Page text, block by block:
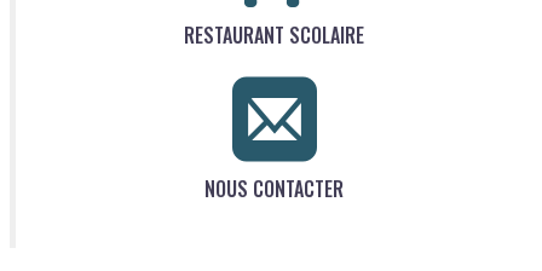
RESTAURANT SCOLAIRE
NOUS CONTACTER